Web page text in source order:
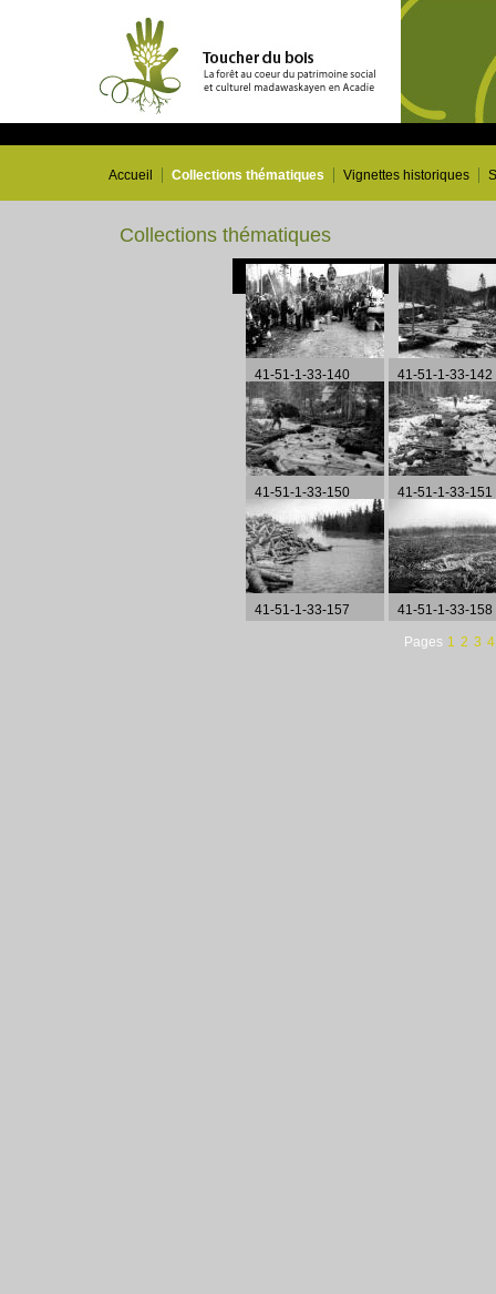
Accueil Collections thématiques Vignettes historiques
Collections thématiques
41-51-1-33-140 41-51-1-33-142
41-51-1-33-150 41-51-1-33-151
41-51-1-33-157 41-51-1-33-158
Pages 1 2 3